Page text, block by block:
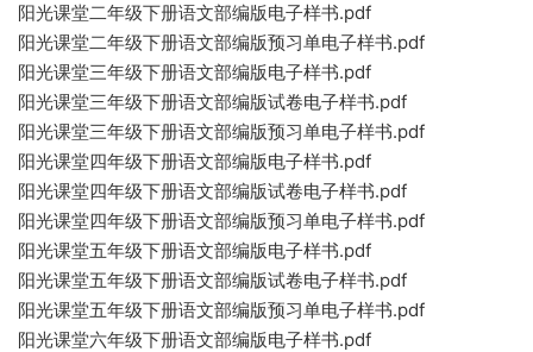
阳光课堂二年级下册语文部编版电子样书.pdf
阳光课堂二年级下册语文部编版预习单电子样书.pdf
阳光课堂三年级下册语文部编版电子样书.pdf
阳光课堂三年级下册语文部编版试卷电子样书.pdf
阳光课堂三年级下册语文部编版预习单电子样书.pdf
阳光课堂四年级下册语文部编版电子样书.pdf
阳光课堂四年级下册语文部编版试卷电子样书.pdf
阳光课堂四年级下册语文部编版预习单电子样书.pdf
阳光课堂五年级下册语文部编版电子样书.pdf
阳光课堂五年级下册语文部编版试卷电子样书.pdf
阳光课堂五年级下册语文部编版预习单电子样书.pdf
阳光课堂六年级下册语文部编版电子样书.pdf